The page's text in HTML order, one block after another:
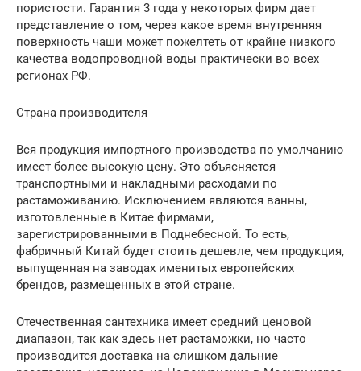
пористости. Гарантия 3 года у некоторых фирм дает
представление о том, через какое время внутренняя
поверхность чаши может пожелтеть от крайне низкого
качества водопроводной воды практически во всех
регионах РФ.
Страна производителя
Вся продукция импортного производства по умолчанию
имеет более высокую цену. Это объясняется
транспортными и накладными расходами по
растаможиванию. Исключением являются ванны,
изготовленные в Китае фирмами,
зарегистрированными в Поднебесной. То есть,
фабричный Китай будет стоить дешевле, чем продукция,
выпущенная на заводах именитых европейских
брендов, размещенных в этой стране.
Отечественная сантехника имеет средний ценовой
диапазон, так как здесь нет растаможки, но часто
производится доставка на слишком дальние